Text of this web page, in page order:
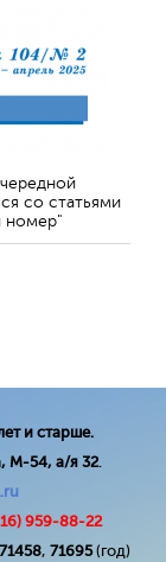
со статьями
номер"
и старше.
М-54, а/я 32.
) 959-88-22
71458, 71695(год)